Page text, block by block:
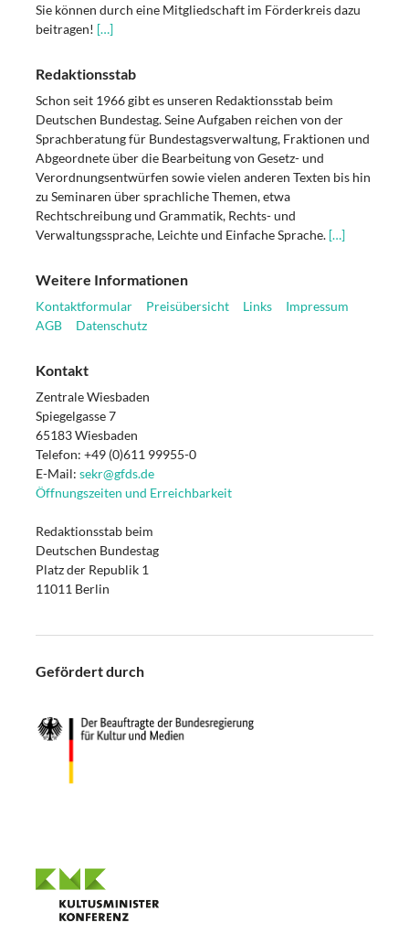
Sie können durch eine Mitgliedschaft im Förderkreis dazu
beitragen! […]
Redaktionsstab
Schon seit 1966 gibt es unseren Redaktionsstab beim
Deutschen Bundestag. Seine Aufgaben reichen von der
Sprachberatung für Bundestagsverwaltung, Fraktionen und
Abgeordnete über die Bearbeitung von Gesetz- und
Verordnungsentwürfen sowie vielen anderen Texten bis hin
zu Seminaren über sprachliche Themen, etwa
Rechtschreibung und Grammatik, Rechts- und
Verwaltungssprache, Leichte und Einfache Sprache. […]
Weitere Informationen
Kontaktformular Preisübersicht Links
Impressum
AGB
Datenschutz
Kontakt
Zentrale Wiesbaden
Spiegelgasse 7
65183 Wiesbaden
Telefon: +49 (0)611 99955-0
E-Mail: sekr@gfds.de
Öffnungszeiten und Erreichbarkeit
Redaktionsstab beim
Deutschen Bundestag
Platz der Republik 1
11011 Berlin
Gefördert durch